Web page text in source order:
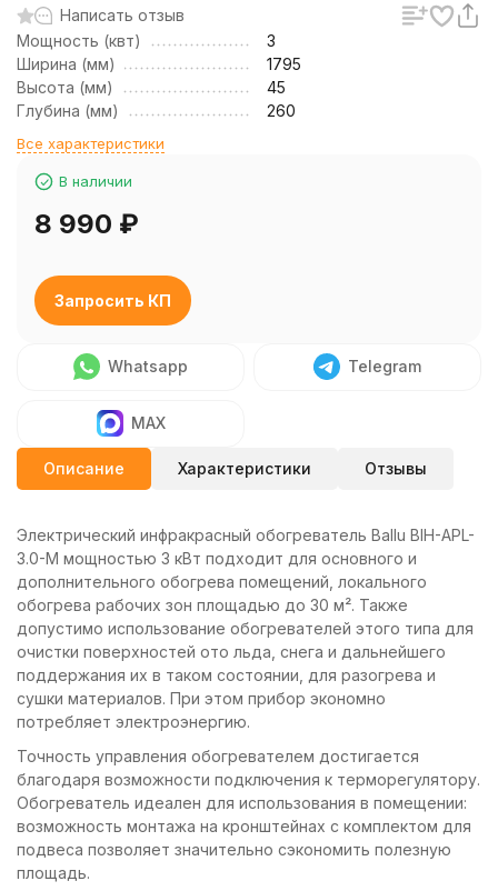
Написать отзыв
Мощность (квт)
3
Ширина (мм)
1795
Высота (мм)
45
Глубина (мм)
260
Все характеристики
В наличии
8 990 ₽
Запросить КП
Whatsapp Telegram
MAX
Описание Характеристики Отзывы
Электрический инфракрасный обогреватель Ballu BIH-APL-
3.0-M мощностью 3 кВт подходит для основного и
дополнительного обогрева помещений, локального
обогрева рабочих зон площадью до 30 м². Также
допустимо использование обогревателей этого типа для
очистки поверхностей ото льда, снега и дальнейшего
поддержания их в таком состоянии, для разогрева и
сушки материалов. При этом прибор экономно
потребляет электроэнергию.
Точность управления обогревателем достигается
благодаря возможности подключения к терморегулятору.
Обогреватель идеален для использования в помещении:
возможность монтажа на кронштейнах с комплектом для
подвеса позволяет значительно сэкономить полезную
площадь.